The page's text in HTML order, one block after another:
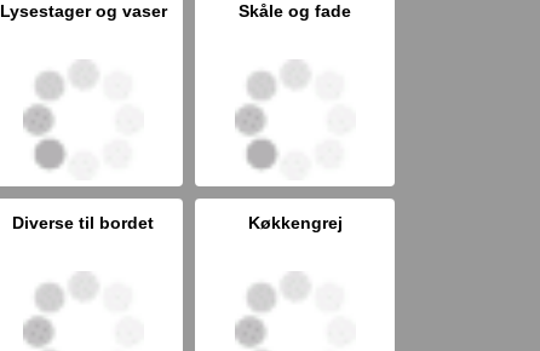
Lysestager og vaser Skåle og fade
Diverse til bordet Køkkengrej